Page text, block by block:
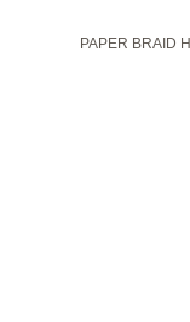
PAPER BRAID